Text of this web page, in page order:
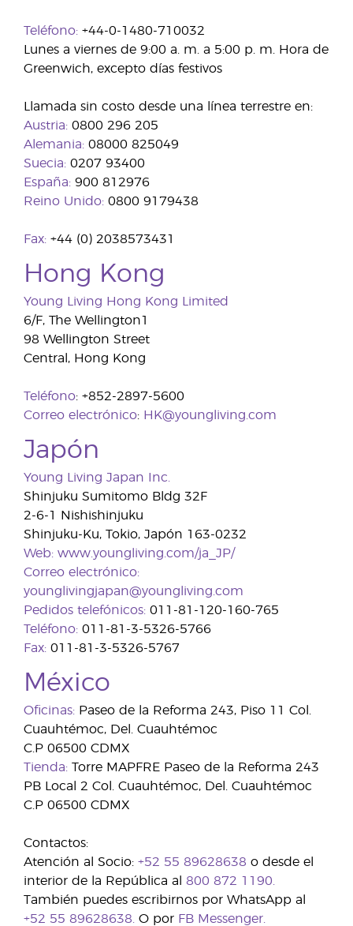
Teléfono: +44-0-1480-710032
Lunes a viernes de 9:00 a. m. a 5:00 p. m. Hora de
Greenwich, excepto días festivos
Llamada sin costo desde una línea terrestre en:
Austria: 0800 296 205
Alemania: 08000 825049
Suecia: 0207 93400
España: 900 812976
Reino Unido: 0800 9179438
Fax: +44 (0) 2038573431
Hong Kong
Young Living Hong Kong Limited
6/F, The Wellington1
98 Wellington Street
Central, Hong Kong
Teléfono: +852-2897-5600
Correo electrónico: HK@youngliving.com
Japón
Young Living Japan Inc.
Shinjuku Sumitomo Bldg 32F
2-6-1 Nishishinjuku
Shinjuku-Ku, Tokio, Japón 163-0232
Web: www.youngliving.com/ja_JP/
Correo electrónico:
younglivingjapan@youngliving.com
Pedidos telefónicos: 011-81-120-160-765
Teléfono: 011-81-3-5326-5766
Fax: 011-81-3-5326-5767
México
Oficinas: Paseo de la Reforma 243, Piso 11 Col.
Cuauhtémoc, Del. Cuauhtémoc
C.P 06500 CDMX
Tienda: Torre MAPFRE Paseo de la Reforma 243
PB Local 2 Col. Cuauhtémoc, Del. Cuauhtémoc
C.P 06500 CDMX
Contactos:
Atención al Socio: +52 55 89628638 o desde el
interior de la República al 800 872 1190.
También puedes escribirnos por WhatsApp al
+52 55 89628638. O por FB Messenger.